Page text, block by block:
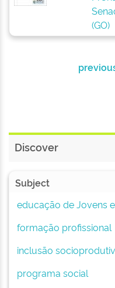
(GO)
Discover
Subject
educação de Jovens
formação profissional
inclusão
programa social